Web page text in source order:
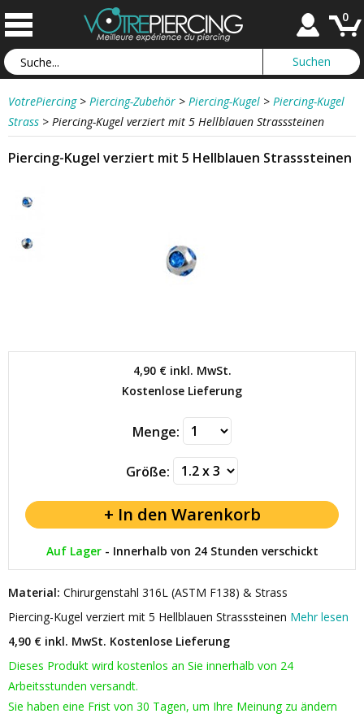
0
VotrePiercing > Piercing-Zubehör > Piercing-Kugel > Piercing-Kugel
Strass > Piercing-Kugel verziert mit 5 Hellblauen Strasssteinen
Piercing-Kugel verziert mit 5 Hellblauen Strasssteinen
4,90 €inkl. MwSt.
Kostenlose Lieferung
Menge:
Größe:
Auf Lager- Innerhalb von 24 Stunden verschickt
Material: Chirurgenstahl 316L (ASTM F138) & Strass
Piercing-Kugel verziert mit 5 Hellblauen Strasssteinen Mehr lesen
4,90 € inkl. MwSt. Kostenlose Lieferung
Dieses Produkt wird kostenlos an Sie innerhalb von 24
Arbeitsstunden versandt.
Sie haben eine Frist von 30 Tagen, um Ihre Meinung zu ändern